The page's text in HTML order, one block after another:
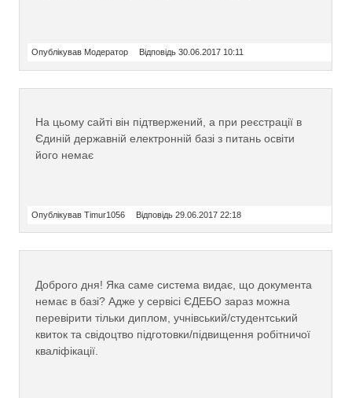
Опублікував Модератор Відповідь 30.06.2017 10:11
На цьому сайті він підтвержений, а при реєстрації в
Єдиній державній електронній базі з питань освіти
його немає
Опублікував Timur1056 Відповідь 29.06.2017 22:18
Доброго дня! Яка саме система видає, що документа
немає в базі? Адже у сервісі ЄДЕБО зараз можна
перевірити тільки диплом, учнівський/студентський
квиток та свідоцтво підготовки/підвищення робітничої
кваліфікації.